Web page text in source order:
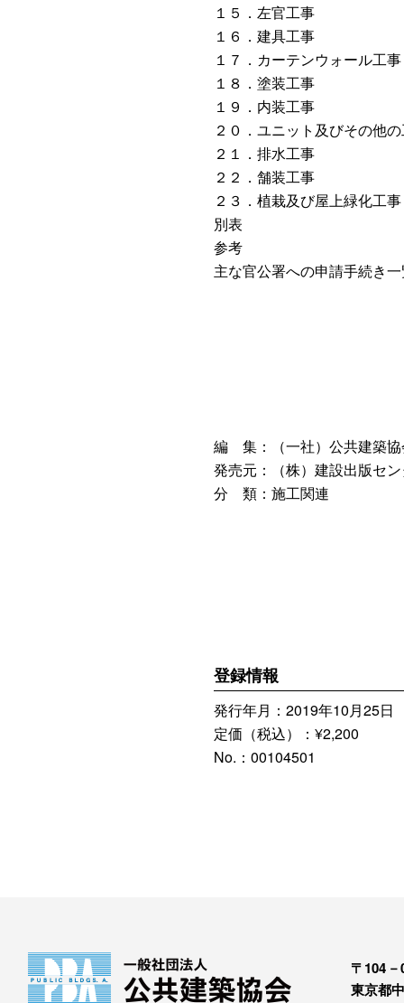
１５．左官工事
１６．建具工事
１７．カーテンウォール工事
１８．塗装工事
１９．内装工事
２０．ユニット及びその他
２１．排水工事
２２．舗装工事
２３．植栽及び屋上緑化工事
別表
参考
主な官公署への申請手続き
編 集：（一社）公共建築
発売元：（株）建設出版セ
分 類：施工関連
登録情報
発行年月：2019年10月25日
定価（税込）：¥2,200
No.：00104501
〒104－
東京都